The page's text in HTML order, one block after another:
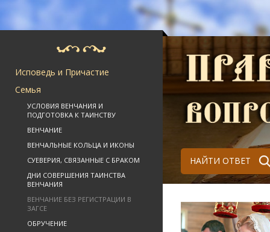
Исповедь и Причастие
Семья
УСЛОВИЯ ВЕНЧАНИЯ И
ПОДГОТОВКА К ТАИНСТВУ
ВЕНЧАНИЕ
ВЕНЧАЛЬНЫЕ КОЛЬЦА И ИКОНЫ
СУЕВЕРИЯ, СВЯЗАННЫЕ С БРАКОМ
ДНИ СОВЕРШЕНИЯ ТАИНСТВА
ВЕНЧАНИЯ
ВЕНЧАНИЕ БЕЗ РЕГИСТРАЦИИ В
ЗАГСЕ
ОБРУЧЕНИЕ
НАЙТИ ОТВЕТ